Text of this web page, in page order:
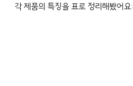
각 제품의 특징을 표로 정리해봤어요: